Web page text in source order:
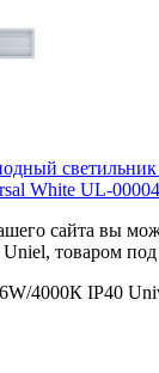
White UL-
сайта вы
товаром под
4000К IP40